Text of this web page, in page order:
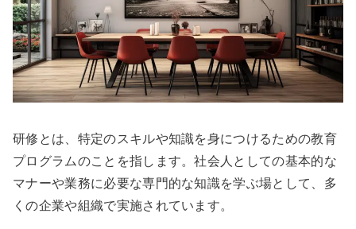
研修とは、特定のスキルや知識を身につけるための教育
プログラムのことを指します。社会人としての基本的な
マナーや業務に必要な専門的な知識を学ぶ場として、多
くの企業や組織で実施されています。